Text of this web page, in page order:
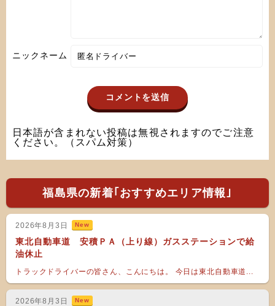
ニックネーム
日本語が含まれない投稿は無視されますのでご注意
ください。（スパム対策）
福島県の新着｢おすすめエリア情報｣
2026年8月3日 New
東北自動車道 安積ＰＡ（上り線）ガスステーションで給
油休止
トラックドライバーの皆さん、こんにちは。 今日は東北自動車道...
2026年8月3日 New